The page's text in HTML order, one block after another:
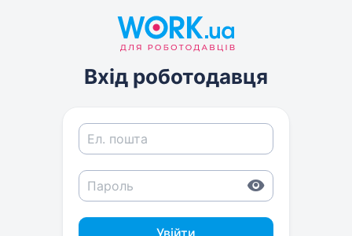
Вхід роботодавця
Увійти